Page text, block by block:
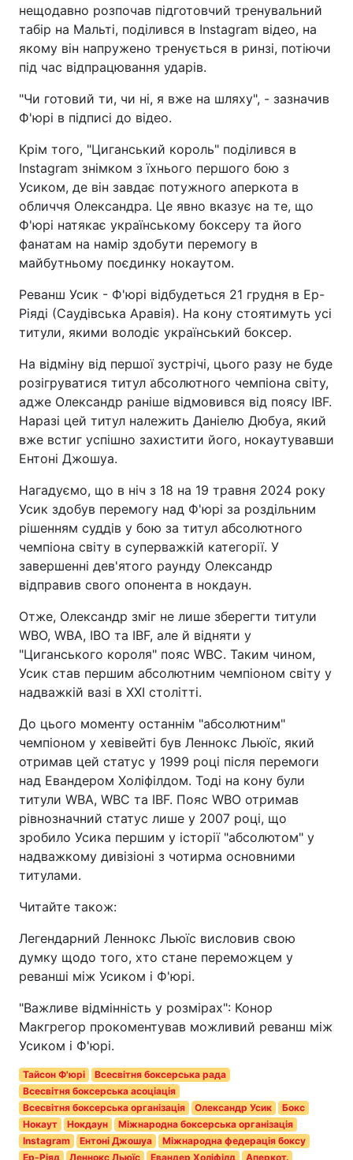
нещодавно розпочав підготовчий тренувальний
табір на Мальті, поділився в Instagram відео, на
якому він напружено тренується в ринзі, потіючи
під час відпрацювання ударів.
"Чи готовий ти, чи ні, я вже на шляху", - зазначив
Ф'юрі в підписі до відео.
Крім того, "Циганський король" поділився в
Instagram знімком з їхнього першого бою з
Усиком, де він завдає потужного аперкота в
обличчя Олександра. Це явно вказує на те, що
Ф'юрі натякає українському боксеру та його
фанатам на намір здобути перемогу в
майбутньому поєдинку нокаутом.
Реванш Усик - Ф'юрі відбудеться 21 грудня в Ер-
Ріяді (Саудівська Аравія). На кону стоятимуть усі
титули, якими володіє український боксер.
На відміну від першої зустрічі, цього разу не буде
розігруватися титул абсолютного чемпіона світу,
адже Олександр раніше відмовився від поясу IBF.
Наразі цей титул належить Даніелю Дюбуа, який
вже встиг успішно захистити його, нокаутувавши
Ентоні Джошуа.
Нагадуємо, що в ніч з 18 на 19 травня 2024 року
Усик здобув перемогу над Ф'юрі за роздільним
рішенням суддів у бою за титул абсолютного
чемпіона світу в суперважкій категорії. У
завершенні дев'ятого раунду Олександр
відправив свого опонента в нокдаун.
Отже, Олександр зміг не лише зберегти титули
WBO, WBA, IBO та IBF, але й відняти у
"Циганського короля" пояс WBC. Таким чином,
Усик став першим абсолютним чемпіоном світу у
надважкій вазі в XXI столітті.
До цього моменту останнім "абсолютним"
чемпіоном у хевівейті був Леннокс Льюїс, який
отримав цей статус у 1999 році після перемоги
над Евандером Холіфілдом. Тоді на кону були
титули WBA, WBC та IBF. Пояс WBO отримав
рівнозначний статус лише у 2007 році, що
зробило Усика першим у історії "абсолютом" у
надважкому дивізіоні з чотирма основними
титулами.
Читайте також:
Легендарний Леннокс Льюїс висловив свою
думку щодо того, хто стане переможцем у
реванші між Усиком і Ф'юрі.
"Важливе відмінність у розмірах": Конор
Макгрегор прокоментував можливий реванш між
Усиком і Ф'юрі.
Тайсон Ф'юрі
Всесвітня боксерська рада
Всесвітня боксерська асоціація
Всесвітня боксерська організація
Олександр Усик
Бокс
Нокаут
Нокдаун
Міжнародна боксерська організація
Instagram
Ентоні Джошуа
Міжнародна федерація боксу
Ер-Ріяд
Леннокс Льюїс Евандер Холіфілд Аперкот.